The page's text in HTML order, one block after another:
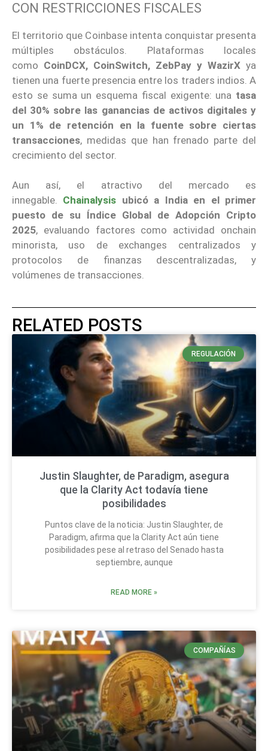
CON RESTRICCIONES FISCALES
El territorio que Coinbase intenta conquistar presenta
múltiples obstáculos. Plataformas locales
como CoinDCX, CoinSwitch, ZebPay y WazirX ya
tienen una fuerte presencia entre los traders indios. A
esto se suma un esquema fiscal exigente: una tasa
del 30% sobre las ganancias de activos digitales y
un 1% de retención en la fuente sobre ciertas
transacciones, medidas que han frenado parte del
crecimiento del sector.
Aun así, el atractivo del mercado es
innegable. Chainalysis ubicó a India en el primer
puesto de su Índice Global de Adopción Cripto
2025, evaluando factores como actividad onchain
minorista, uso de exchanges centralizados y
protocolos de finanzas descentralizadas, y
volúmenes de transacciones.
RELATED POSTS
REGULACIÓN
Justin Slaughter, de Paradigm, asegura
que la Clarity Act todavía tiene
posibilidades
Puntos clave de la noticia: Justin Slaughter, de
Paradigm, afirma que la Clarity Act aún tiene
posibilidades pese al retraso del Senado hasta
septiembre, aunque
READ MORE »
COMPAÑÍAS